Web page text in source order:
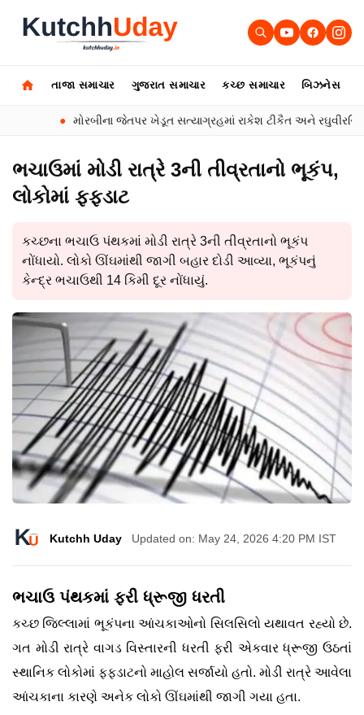
તાજા સમાચાર ગુજરાત સમાચાર કચ્છ સમાચાર બિઝનેસ
મોરબીના જેતપર ખેડૂત સત્યાગ્રહમાં રાકેશ ટીકૈત અને રઘુવીરસિંહ
ભચાઉમાં મોડી રાત્રે 3ની તીવ્રતાનો ભૂકંપ,
લોકોમાં ફફડાટ
કચ્છના ભચાઉ પંથકમાં મોડી રાત્રે 3ની તીવ્રતાનો ભૂકંપ
નોંધાયો. લોકો ઊંઘમાંથી જાગી બહાર દોડી આવ્યા, ભૂકંપનું
કેન્દ્ર ભચાઉથી 14 કિમી દૂર નોંધાયું.
Kutchh Uday Updated on: May 24, 2026 4:20 PM IST
ભચાઉ પંથકમાં ફરી ધ્રૂજી ધરતી
કચ્છ જિલ્લામાં ભૂકંપના આંચકાઓનો સિલસિલો યથાવત રહ્યો છે.
ગત મોડી રાત્રે વાગડ વિસ્તારની ધરતી ફરી એકવાર ધ્રૂજી ઉઠતાં
સ્થાનિક લોકોમાં ફફડાટનો માહોલ સર્જાયો હતો. મોડી રાત્રે આવેલા
આંચકાના કારણે અનેક લોકો ઊંઘમાંથી જાગી ગયા હતા.